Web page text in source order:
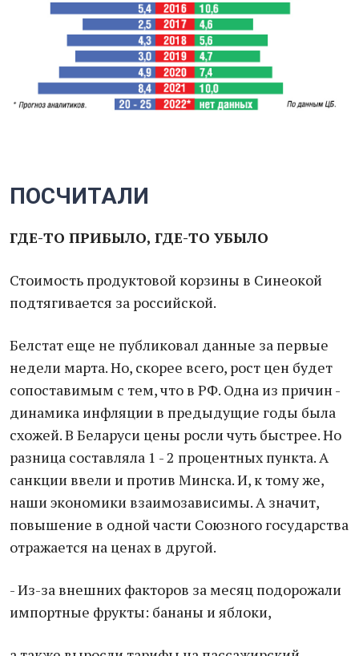
ПОСЧИТАЛИ
ГДЕ-ТО ПРИБЫЛО, ГДЕ-ТО УБЫЛО
Стоимость продуктовой корзины в Синеокой
подтягивается за российской.
Белстат еще не публиковал данные за первые
недели марта. Но, скорее всего, рост цен будет
сопоставимым с тем, что в РФ. Одна из причин -
динамика инфляции в предыдущие годы была
схожей. В Беларуси цены росли чуть быстрее. Но
разница составляла 1 - 2 процентных пункта. А
санкции ввели и против Минска. И, к тому же,
наши экономики взаимозависимы. А значит,
повышение в одной части Союзного государства
отражается на ценах в другой.
- Из-за внешних факторов за месяц подорожали
импортные фрукты: бананы и яблоки,